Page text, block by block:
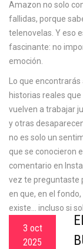
Amazon no solo
fallidas, porque
telenovelas. Y eso
fascinante: no
emoción.
Lo que
historias reales
vuelven a trabajar
y otras
no es solo un
que se conocieron
comentario en
vez te preguntaste
en que, en el
existe… incluso si
3 oct
2025